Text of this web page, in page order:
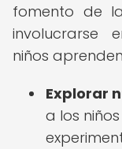
fomento de
involucrarse
niños
Explorar
a los